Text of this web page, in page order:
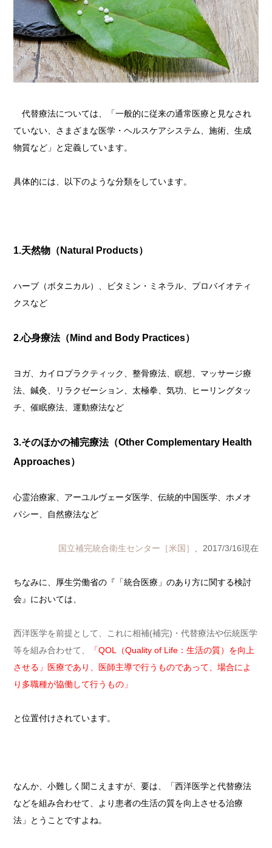
代替療法については、「一般的に従来の通常医療と見なされ
ていない、さまざまな医学・ヘルスケアシステム、施術、生成
物質など」と定義しています。
具体的には、以下のような分類をしています。
1.天然物（ Natural Products）
ハーブ（ボタニカル）、ビタミン・ミネラル、プロバイオティ
クスなど
2.心身療法（ Mind and Body Practices）
ヨガ、カイロプラクティック、整骨療法、瞑想、マッサージ療
法、鍼灸、リラクゼーション、太極拳、気功、ヒーリングタッ
チ、催眠療法、運動療法など
3.そのほかの補完療法（Other Complementary Health
Approaches）
心霊治療家、アーユルヴェーダ医学、伝統的中国医学、ホメオ
パシー、自然療法など
国立補完統合衛生センター［米国］ 、2017/3/16現在
ちなみに、厚生労働省の『「統合医療」のあり方に関する検討
会』においては、
西洋医学を前提として、これに相補(補完)・代替療法や伝統医学
等を組み合わせて、
「QOL（Quality of Life：生活の質）を向上
させる」医療であり、医師主導で行うものであって、場合によ
り多職種が協働して行うもの」
と位置付けされています。
なんか、小難しく聞こえますが、要は、「西洋医学と代替療法
などを組み合わせて、より患者の生活の質を向上させる治療
法」とうことですよね。